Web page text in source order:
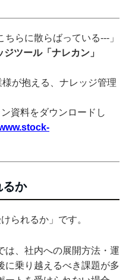
ちらに散らばっている---」
ツール「ナレカン」
が抱える、ナレッジ管理
資料をダウンロードし
るか
られるか」です。
は、社内への展開方法・運
に乗り越えるべき課題が多